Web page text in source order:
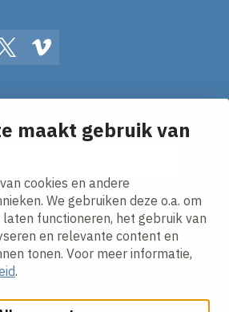
maakt gebruik van
cookies en andere
We gebruiken deze o.a. om
functioneren, het gebruik van
en relevante content en
tonen. Voor meer informatie,
.
TwitterVimeo
alerts in je mailbox!
hetprivacy statement.